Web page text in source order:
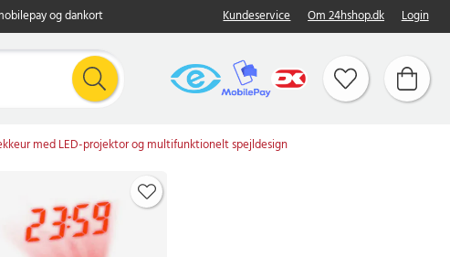
og dankort Kundeservice Om 24hshop.dk Login
med LED-projektor og multifunktionelt spejldesign